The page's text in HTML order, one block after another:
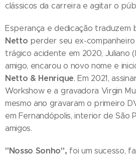
clássicos da carreira e agitar o
Esperança e dedicação traduzem
Netto perder seu ex-
trágico acidente em 2020, Juliano (
amigo, encarou o novo nome e
Netto & Henrique. Em 2021,
Workshow e a gravadora Virgin
mesmo ano gravaram o primeiro
em Fernandópolis, interior de São
amigos.
"Nosso Sonho", foi um sucesso,